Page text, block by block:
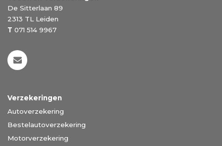
De Sitterlaan 89
2313 TL Leiden
T 071 514 9967
Verzekeringen
Autoverzekering
Bestelautoverzekering
Motorverzekering